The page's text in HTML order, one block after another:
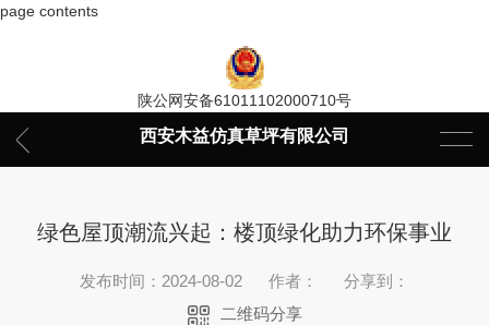
page contents
陕公网安备61011102000710号
西安木益仿真草坪有限公司
绿色屋顶潮流兴起：楼顶绿化助力环保事业
发布时间：2024-08-02 作者：
分享到：
二维码分享